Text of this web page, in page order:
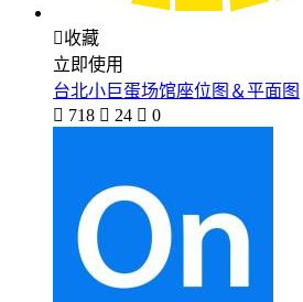
收藏
立即使用
台北小巨蛋场馆座位图＆平面图
 718  24  0